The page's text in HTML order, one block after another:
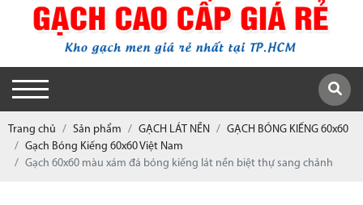
Trang chủ Sản phẩm GẠCH LÁT NỀN
GẠCH BÓNG KIẾNG 60x60
Gạch Bóng Kiếng 60x60 Việt Nam
Gạch 60x60 màu xám đá bóng kiếng lát nền biệt thự sang chảnh